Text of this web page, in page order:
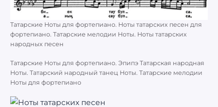
Татарские Ноты для фортепиано. Ноты татарских песен для
фортепиано. Татарские мелодии Ноты. Ноты татарских
народных песен
Татарские Ноты для фортепиано. Эпипэ Татарская народная
Ноты. Татарский народный танец Ноты. Татарские мелодии
Ноты для фортепиано